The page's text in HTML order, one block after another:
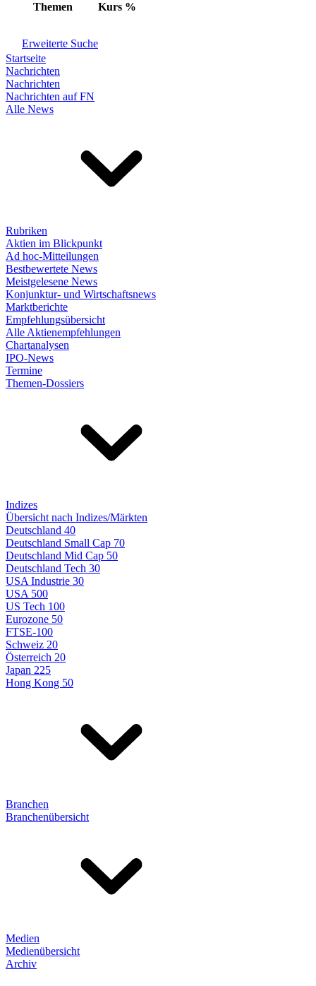
Themen Kurs %
Erweiterte Suche
Startseite
Nachrichten
Nachrichten
Nachrichten auf FN
Alle News
Rubriken
Aktien im Blickpunkt
Ad hoc-Mitteilungen
Bestbewertete News
Meistgelesene News
Konjunktur- und Wirtschaftsnews
Marktberichte
Empfehlungsübersicht
Alle Aktienempfehlungen
Chartanalysen
IPO-News
Termine
Themen-Dossiers
Indizes
Übersicht nach Indizes/Märkten
Deutschland 40
Deutschland Small Cap 70
Deutschland Mid Cap 50
Deutschland Tech 30
USA Industrie 30
USA 500
US Tech 100
Eurozone 50
FTSE-100
Schweiz 20
Österreich 20
Japan 225
Hong Kong 50
Branchen
Branchenübersicht
Medien
Medienübersicht
Archiv